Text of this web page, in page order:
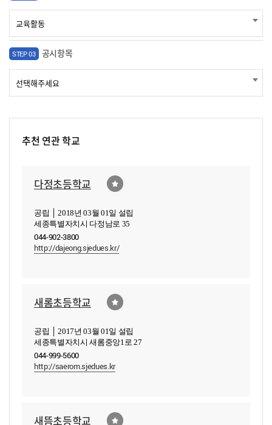
STEP 03 공시항목
추천 연관 학교
다정초등학교
공립 │ 2018년 03월 01일 설립
세종특별자치시 다정남로 35
044-902-3800
http://dajeong.sjedues.kr/
새롬초등학교
공립 │ 2017년 03월 01일 설립
세종특별자치시 새롬중앙1로 27
044-999-5600
http://saerom.sjedues.kr
새뜸초등학교